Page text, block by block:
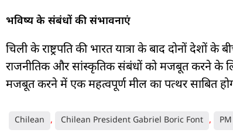
भविष्य के संबंधों की संभावनाएं
चिली के राष्ट्रपति की भारत यात्रा के बाद दोनों
राजनीतिक और सांस्कृतिक संबंधों को मजबूत करने के
मजबूत करने में एक महत्वपूर्ण मील का पत्थर साबित
Chilean , Chilean President Gabriel Boric Font ,